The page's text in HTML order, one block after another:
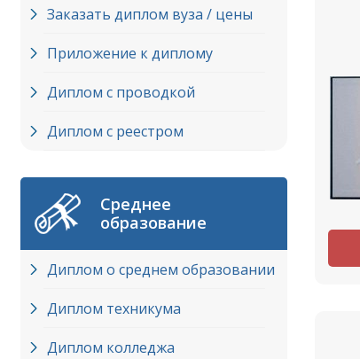
Заказать диплом вуза / цены
Приложение к диплому
Диплом с проводкой
Диплом с реестром
Среднее
образование
Диплом о среднем образовании
Диплом техникума
Диплом колледжа